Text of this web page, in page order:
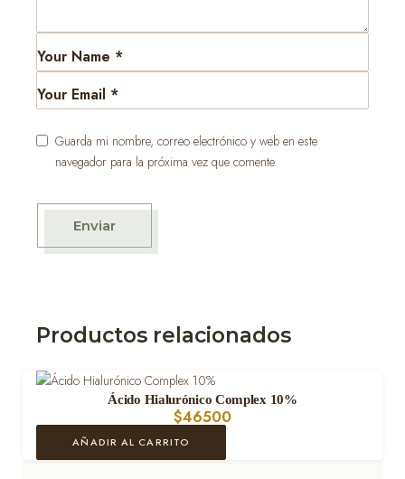
Guarda mi nombre, correo electrónico y web en este
navegador para la próxima vez que comente.
Enviar
Productos relacionados
Ácido Hialurónico Complex 10%
$46500
AÑADIR AL CARRITO